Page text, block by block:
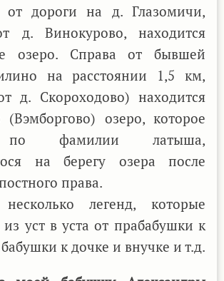
дороги на д. Глазомичи,
д. Винокурово, находится
озеро. Справа от бывшей
на расстоянии 1,5 км,
д. Скороходово) находится
(Вэмборгово) озеро, которое
по фамилии латыша,
на берегу озера после
права.
легенд, которые
уст в уста от прабабушки к
к дочке и внучке и т.д.